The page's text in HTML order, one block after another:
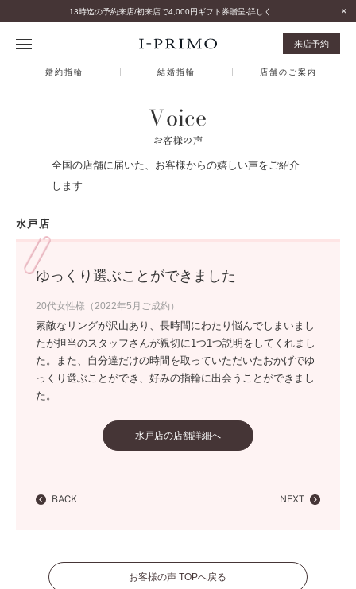
来店予約
婚約指輪 結婚指輪 店舗のご案内
Voice
お客様の声
全国の店舗に届いた、お客様からの嬉しい声をご紹介
します
水戸店
ゆっくり選ぶことができました
20代女性様（2022年5月ご成約）
素敵なリングが沢山あり、長時間にわたり悩んでしまいまし
たが担当のスタッフさんが親切に1つ1つ説明をしてくれまし
た。また、自分達だけの時間を取っていただいたおかげでゆ
っくり選ぶことができ、好みの指輪に出会うことができまし
た。
水戸店の店舗詳細へ
BACK NEXT
お客様の声 TOPへ戻る